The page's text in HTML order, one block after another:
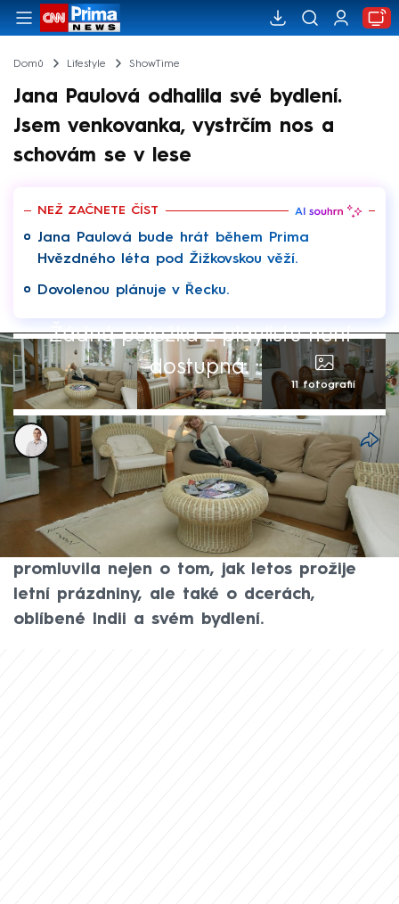
Domů Lifestyle ShowTime
Jana Paulová odhalila své bydlení.
Jsem venkovanka, vystrčím nos a
schovám se v lese
NEŽ ZAČNETE ČÍST
Jana Paulová bude hrát během Prima
Hvězdného léta pod Žižkovskou věží.
Dovolenou plánuje v Řecku.
Žádná položka z playlistu není
dostupná.
11 fotografií
David Laštovka
8. čvn 2026, 05:50
Herečka Jana Paulová je i ve svých
jednasedmdesáti letech stále velmi
pracovně aktivní. Pro web CNN Prima NEWS
promluvila nejen o tom, jak letos prožije
letní prázdniny, ale také o dcerách,
oblíbené Indii a svém bydlení.